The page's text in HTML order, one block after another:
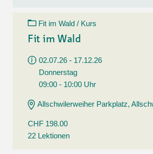
Fit im Wald / Kurs
Fit im Wald
02.07.26 - 17.12.26
Donnerstag
09:00 - 10:00 Uhr
Allschwilerweiher Parkplatz,
CHF 198.00
22 Lektionen